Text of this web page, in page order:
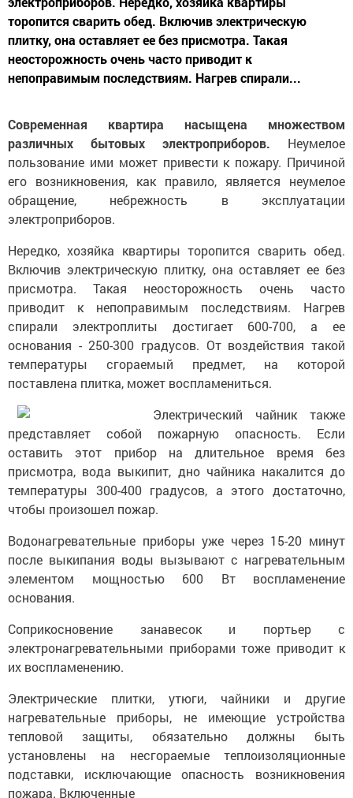
торопится сварить обед. Включив электрическую
плитку, она оставляет ее без присмотра. Такая
неосторожность очень часто приводит к
непоправимым последствиям. Нагрев спирали...
Современная квартира насыщена множеством
различных бытовых электроприборов. Неумелое
пользование ими может привести к пожару. Причиной
его возникновения, как правило, является неумелое
обращение, небрежность в эксплуатации
электроприборов.
Нередко, хозяйка квартиры торопится сварить обед.
Включив электрическую плитку, она оставляет ее без
присмотра. Такая неосторожность очень часто
приводит к непоправимым последствиям. Нагрев
спирали электроплиты достигает 600-700, а ее
основания - 250-300 градусов. От воздействия такой
температуры сгораемый предмет, на которой
поставлена плитка, может воспламениться.
Электрический чайник также
представляет собой пожарную опасность. Если
оставить этот прибор на длительное время без
присмотра, вода выкипит, дно чайника накалится до
температуры 300-400 градусов, а этого достаточно,
чтобы произошел пожар.
Водонагревательные приборы уже через 15-20 минут
после выкипания воды вызывают с нагревательным
элементом мощностью 600 Вт воспламенение
основания.
Соприкосновение занавесок и портьер с
электронагревательными приборами тоже приводит к
их воспламенению.
Электрические плитки, утюги, чайники и другие
нагревательные приборы, не имеющие устройства
тепловой защиты, обязательно должны быть
установлены на несгораемые теплоизоляционные
подставки, исключающие опасность возникновения
пожара. Включенные